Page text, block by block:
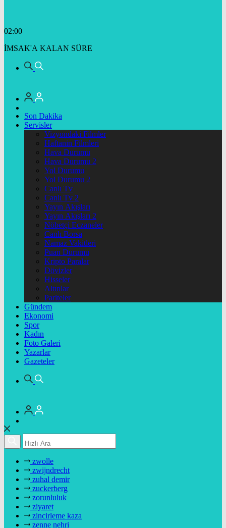
02:00
İMSAK'A KALAN SÜRE
Son Dakika
Servisler
Vizyondaki Filmler
Haftanin Filmleri
Hava Durumu
Hava Durumu 2
Yol Durumu
Yol Durumu 2
Canlı Tv
Canlı Tv 2
Yayın Akışları
Yayın Akışları 2
Nöbetçi Eczaneler
Canlı Borsa
Namaz Vakitleri
Puan Durumu
Kripto Paralar
Dövizler
Hisseler
Altınlar
Pariteler
Gündem
Ekonomi
Spor
Kadın
Foto Galeri
Yazarlar
Gazeteler
zwolle
zwijndrecht
zuhal demir
zuckerberg
zorunluluk
ziyaret
zincirleme kaza
zenne nehri